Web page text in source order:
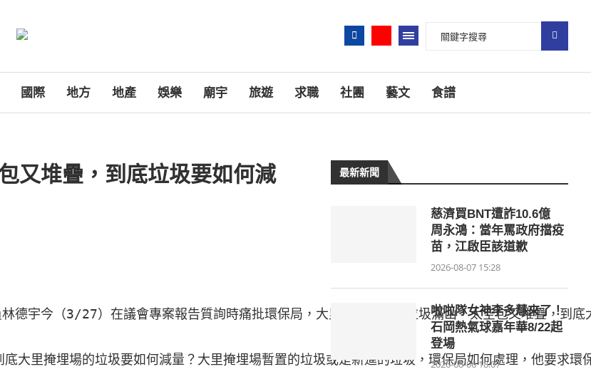
國際 地方 地產 娛樂 廟宇 旅遊 求職 社團 藝文 食譜
又堆疊，到底垃圾要如何減
德宇今（3/27）在議會專案報告質詢時痛批環保局，大里掩埋場現況垃圾滿山，太空包又堆疊，
大里掩埋場的垃圾要如何減量？大里掩埋場暫置的垃圾或是新進的垃圾，環保局如何處理，他要求
最新新聞
慈濟買BNT遭詐10.6億
周永鴻：當年罵政府擋疫
苗，江啟臣該道歉
2026-08-07 15:28
啦啦隊女神李多慧來了！
石岡熱氣球嘉年華8/22起
登場
2026-08-06 18:07